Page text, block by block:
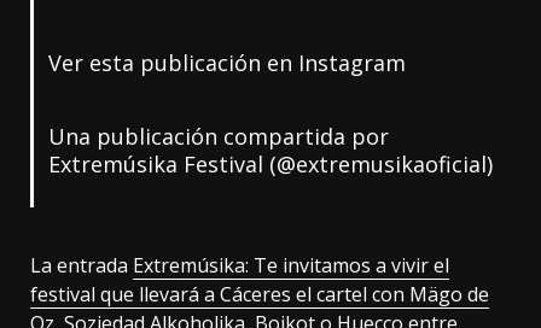
Ver esta publicación en Instagram
Una publicación compartida por
Extremúsika Festival (@extremusikaoficial)
La entrada Extremúsika: Te invitamos a vivir el
festival que llevará a Cáceres el cartel con Mägo de